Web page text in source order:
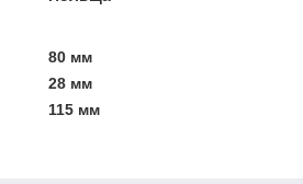
80 мм
28 мм
115 мм